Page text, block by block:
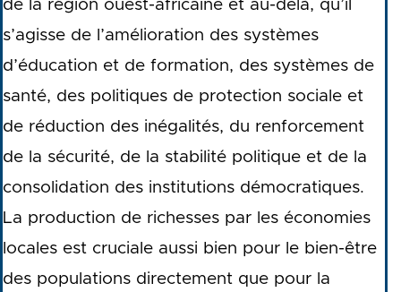
de la région ouest-africaine et au-delà, qu’il
s’agisse de l’amélioration des systèmes
d’éducation et de formation, des systèmes de
santé, des politiques de protection sociale et
de réduction des inégalités, du renforcement
de la sécurité, de la stabilité politique et de la
consolidation des institutions démocratiques.
La production de richesses par les économies
locales est cruciale aussi bien pour le bien-être
des populations directement que pour la